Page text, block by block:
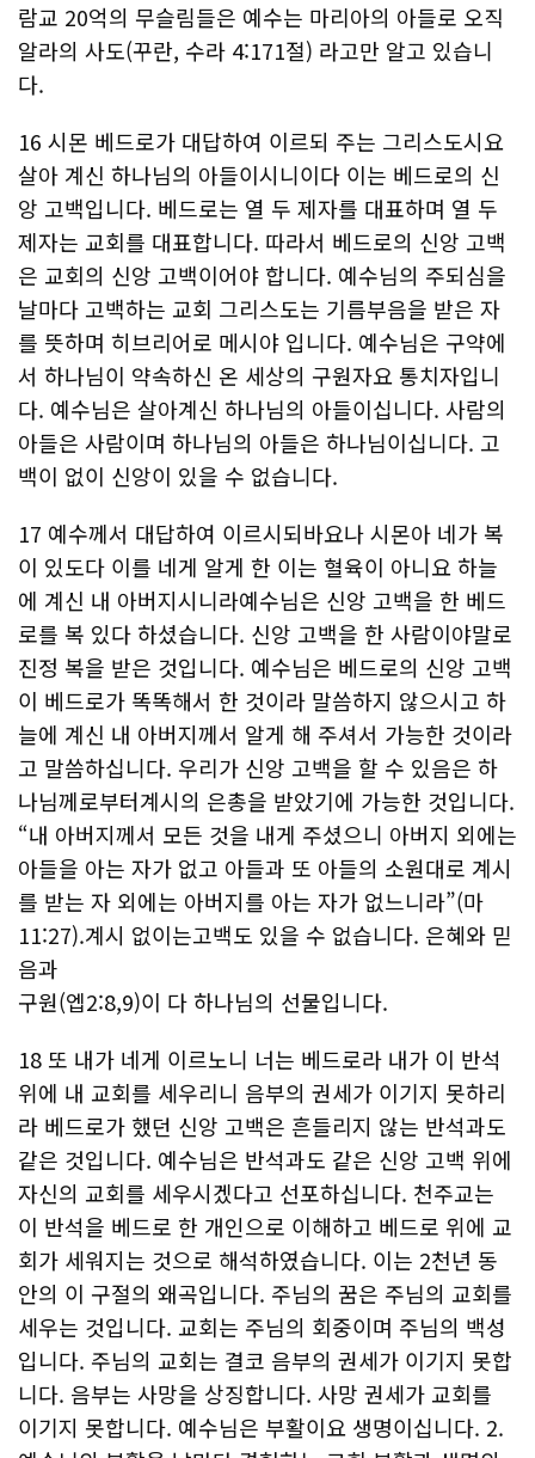
람교 20억의 무슬림들은 예수는 마리아의 아들로 오직
알라의 사도(꾸란, 수라 4:171절) 라고만 알고 있습니
다.
16 시몬 베드로가 대답하여 이르되 주는 그리스도시요
살아 계신 하나님의 아들이시니이다 이는 베드로의 신
앙 고백입니다. 베드로는 열 두 제자를 대표하며 열 두
제자는 교회를 대표합니다. 따라서 베드로의 신앙 고백
은 교회의 신앙 고백이어야 합니다. 예수님의 주되심을
날마다 고백하는 교회 그리스도는 기름부음을 받은 자
를 뜻하며 히브리어로 메시야 입니다. 예수님은 구약에
서 하나님이 약속하신 온 세상의 구원자요 통치자입니
다. 예수님은 살아계신 하나님의 아들이십니다. 사람의
아들은 사람이며 하나님의 아들은 하나님이십니다. 고
백이 없이 신앙이 있을 수 없습니다.
17 예수께서 대답하여 이르시되바요나 시몬아 네가 복
이 있도다 이를 네게 알게 한 이는 혈육이 아니요 하늘
에 계신 내 아버지시니라예수님은 신앙 고백을 한 베드
로를 복 있다 하셨습니다. 신앙 고백을 한 사람이야말로
진정 복을 받은 것입니다. 예수님은 베드로의 신앙 고백
이 베드로가 똑똑해서 한 것이라 말씀하지 않으시고 하
늘에 계신 내 아버지께서 알게 해 주셔서 가능한 것이라
고 말씀하십니다. 우리가 신앙 고백을 할 수 있음은 하
나님께로부터계시의 은총을 받았기에 가능한 것입니다.
“내 아버지께서 모든 것을 내게 주셨으니 아버지 외에는
아들을 아는 자가 없고 아들과 또 아들의 소원대로 계시
를 받는 자 외에는 아버지를 아는 자가 없느니라”(마
11:27).계시 없이는고백도 있을 수 없습니다. 은혜와 믿
음과
구원(엡2:8,9)이 다 하나님의 선물입니다.
18 또 내가 네게 이르노니 너는 베드로라 내가 이 반석
위에 내 교회를 세우리니 음부의 권세가 이기지 못하리
라 베드로가 했던 신앙 고백은 흔들리지 않는 반석과도
같은 것입니다. 예수님은 반석과도 같은 신앙 고백 위에
자신의 교회를 세우시겠다고 선포하십니다. 천주교는
이 반석을 베드로 한 개인으로 이해하고 베드로 위에 교
회가 세워지는 것으로 해석하였습니다. 이는 2천년 동
안의 이 구절의 왜곡입니다. 주님의 꿈은 주님의 교회를
세우는 것입니다. 교회는 주님의 회중이며 주님의 백성
입니다. 주님의 교회는 결코 음부의 권세가 이기지 못합
니다. 음부는 사망을 상징합니다. 사망 권세가 교회를
이기지 못합니다. 예수님은 부활이요 생명이십니다. 2.